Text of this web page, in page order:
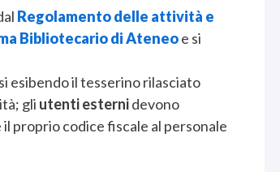
Regolamento delle attività e
Bibliotecario di Ateneoe si
esibendo il tesserino rilasciato
gli utenti esternidevono
proprio codice fiscale al personale